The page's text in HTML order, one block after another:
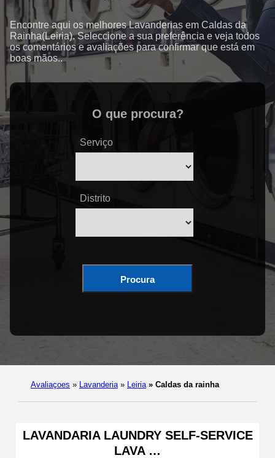
Encontre aqui os melhores Lavanderias em Caldas da
Rainha(Leiria). Seleccione a sua preferência e veja todos
os comentários e avaliações para confirmar que está em
boas mãos..
O que procura?
Serviço
Distrito
Procura
Avaliaçoes » Lavanderia » Leiria » Caldas da rainha
LAVANDARIA LAUNDRY SELF-SERVICE
LAVA …